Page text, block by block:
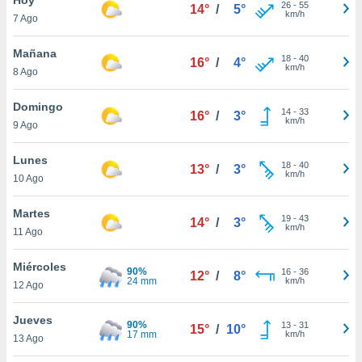
y
en
más
de
7 Ago
14° / 5° 26- 55
km/h
Mañana
8 Ago
16° / 4° 18- 40
km/h
Domingo
9 Ago
16° / 3° 14- 33
km/h
Lunes
10 Ago
13° / 3° 18- 40
km/h
Martes
11 Ago
14° / 3° 19- 43
km/h
Miércoles
12 Ago
90%
24 mm
12° / 8° 16- 36
km/h
Jueves
13 Ago
90%
17 mm
15° / 10° 13- 31
km/h